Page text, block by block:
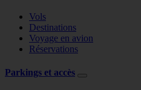
Vols
Destinations
Voyage en avion
Réservations
Parkings et accès